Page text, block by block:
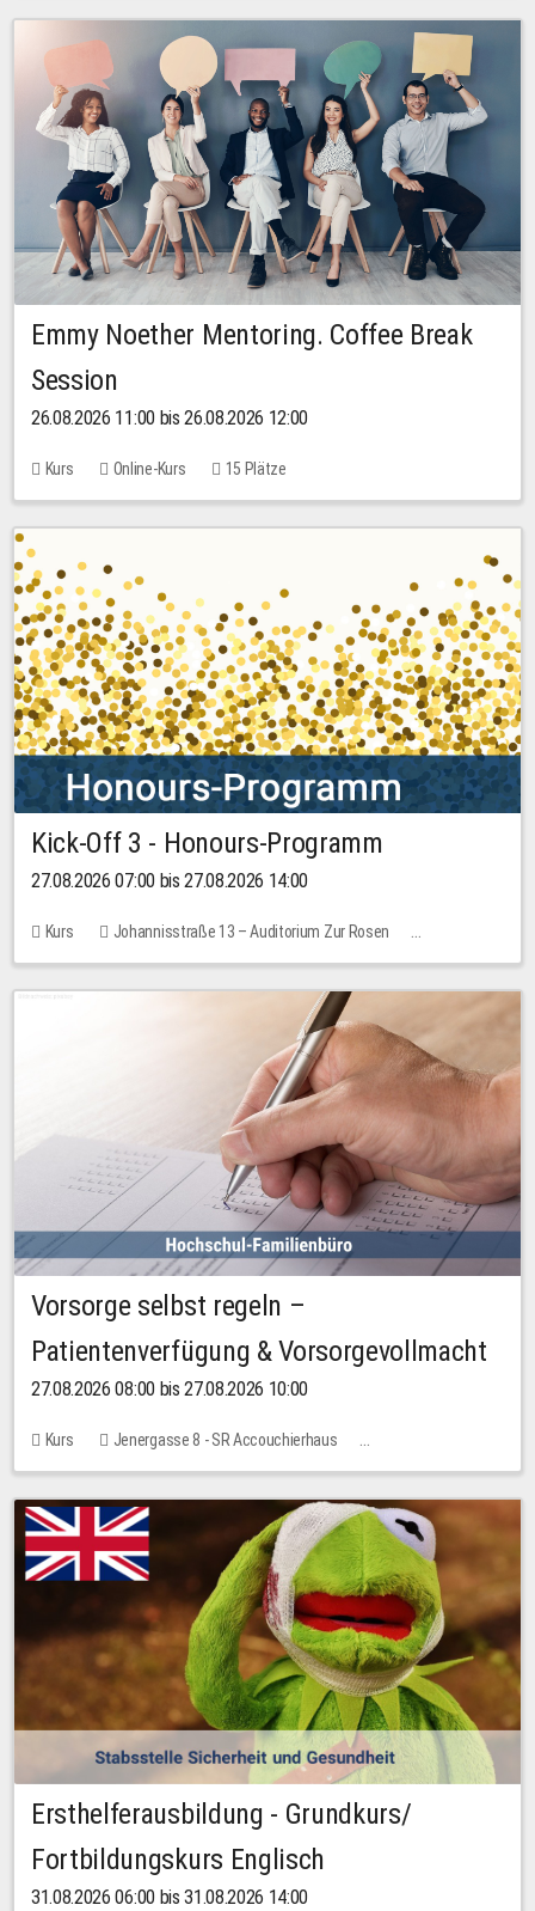
Emmy Noether Mentoring. Coffee Break
Session
26.08.2026 11:00 bis 26.08.2026 12:00
Kurs Online-Kurs 15 Plätze
Kick-Off 3 - Honours-Programm
27.08.2026 07:00 bis 27.08.2026 14:00
Kurs
Johannisstraße 13 – Auditorium Zur Rosen
11 Plätze
Vorsorge selbst regeln –
Patientenverfügung & Vorsorgevollmacht
27.08.2026 08:00 bis 27.08.2026 10:00
Kurs
Jenergasse 8 - SR Accouchierhaus
Keine freien Plätze
Ersthelferausbildung - Grundkurs/
Fortbildungskurs Englisch
31.08.2026 06:00 bis 31.08.2026 14:00